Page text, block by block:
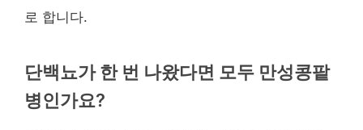
로 합니다.
단백뇨가 한 번 나왔다면 모두 만성콩팥
병인가요?